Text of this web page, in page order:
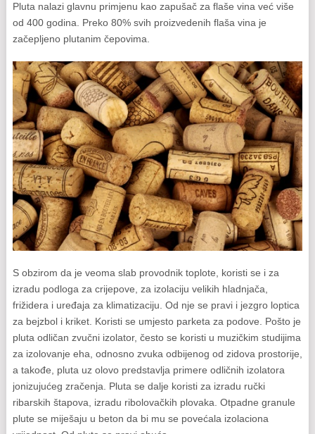
Pluta nalazi glavnu primjenu kao zapušač za flaše vina već više
od 400 godina. Preko 80% svih proizvedenih flaša vina je
začepljeno plutanim čepovima.
S obzirom da je veoma slab provodnik toplote, koristi se i za
izradu podloga za crijepove, za izolaciju velikih hladnjača,
frižidera i uređaja za klimatizaciju. Od nje se pravi i jezgro loptica
za bejzbol i kriket. Koristi se umjesto parketa za podove. Pošto je
pluta odličan zvučni izolator, često se koristi u muzičkim studijima
za izolovanje eha, odnosno zvuka odbijenog od zidova prostorije,
a takođe, pluta uz olovo predstavlja primere odličnih izolatora
jonizujućeg zračenja. Pluta se dalje koristi za izradu ručki
ribarskih štapova, izradu ribolovačkih plovaka. Otpadne granule
plute se miješaju u beton da bi mu se povećala izolaciona